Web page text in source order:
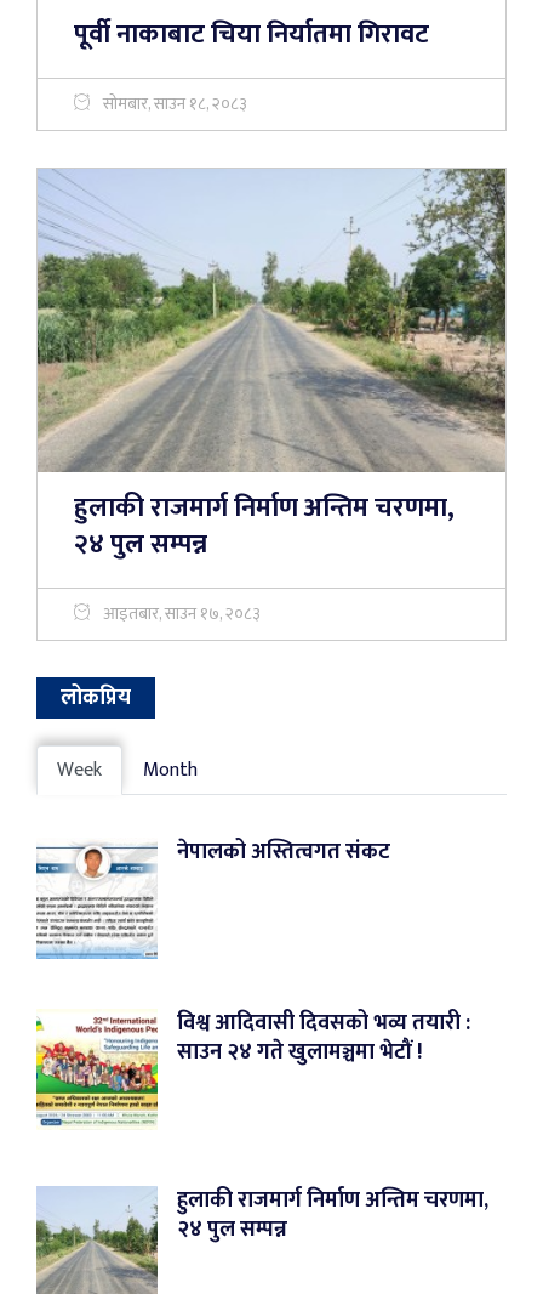
पूर्वी नाकाबाट चिया निर्यातमा गिरावट
सोमबार, साउन १८, २०८३
हुलाकी राजमार्ग निर्माण अन्तिम चरणमा,
२४ पुल सम्पन्न
आइतबार, साउन १७, २०८३
लोकप्रिय
Week Month
नेपालको अस्तित्वगत संकट
विश्व आदिवासी दिवसको भव्य तयारी :
साउन २४ गते खुलामञ्चमा भेटौं !
हुलाकी राजमार्ग निर्माण अन्तिम चरणमा,
२४ पुल सम्पन्न